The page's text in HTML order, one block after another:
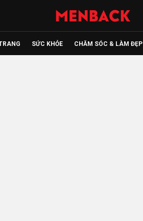
SỨC KHỎE CHĂM SÓC & LÀM ĐẸP